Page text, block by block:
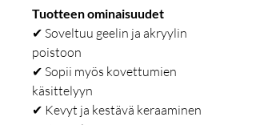
Tuotteen ominaisuudet
✔ Soveltuu geelin ja akryylin
poistoon
✔ Sopii myös kovettumien
käsittelyyn
✔ Kevyt ja kestävä keraaminen